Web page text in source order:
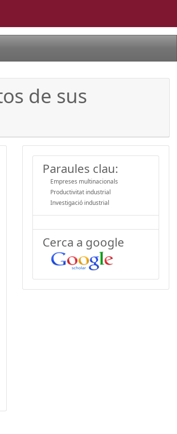
de sus
Paraules clau:
Empreses multinacionals
Productivitat industrial
Investigació industrial
Cerca a google